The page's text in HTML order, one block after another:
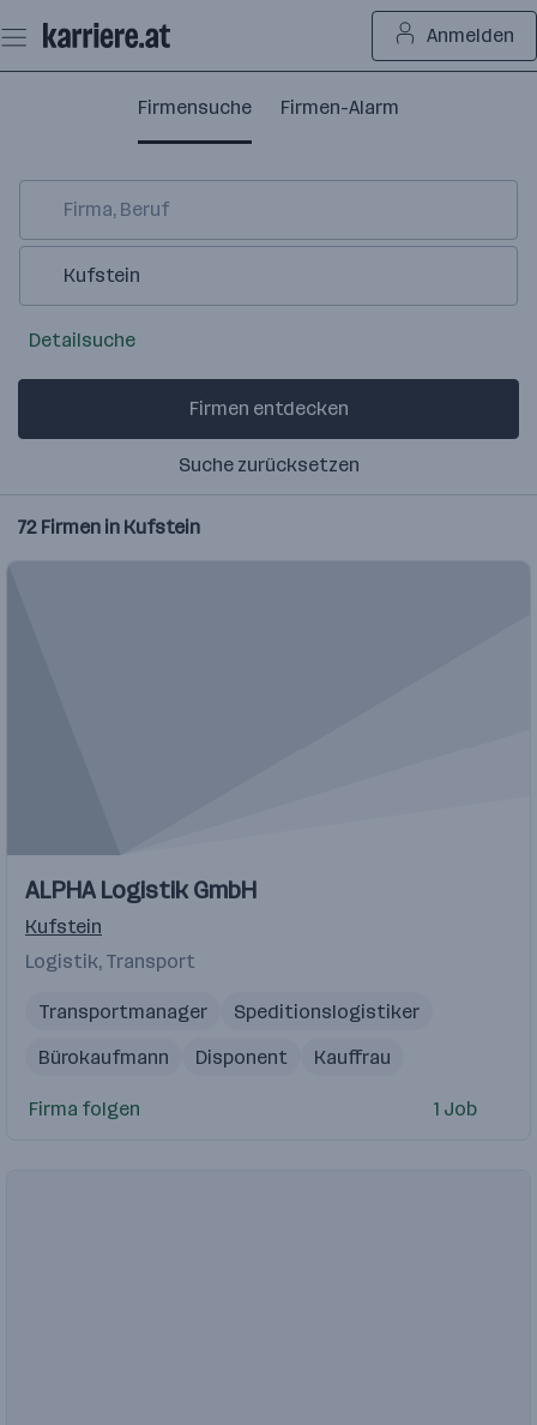
Seiteninhalt
springen
Anmelden
Firmensuche Firmen-Alarm
72 Firmen in Kufstein
ALPHA Logistik GmbH
Kufstein
Logistik, Transport
Transportmanager
Speditionslogistiker
Bürokaufmann
Disponent Kauffrau
Firma folgen 1 Job
Detailsuche
Firmen entdecken
Suche zurücksetzen